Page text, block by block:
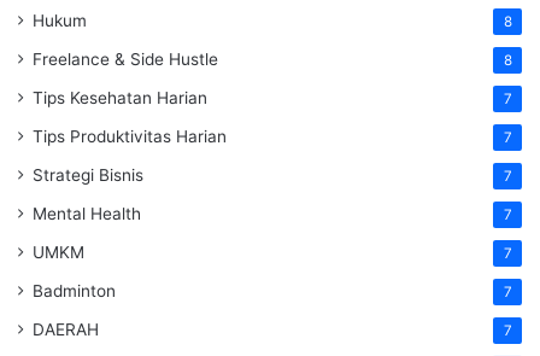
Hukum 8
Freelance & Side Hustle 8
Tips Kesehatan Harian 7
Tips Produktivitas Harian 7
Strategi Bisnis 7
Mental Health 7
UMKM 7
Badminton 7
DAERAH 7